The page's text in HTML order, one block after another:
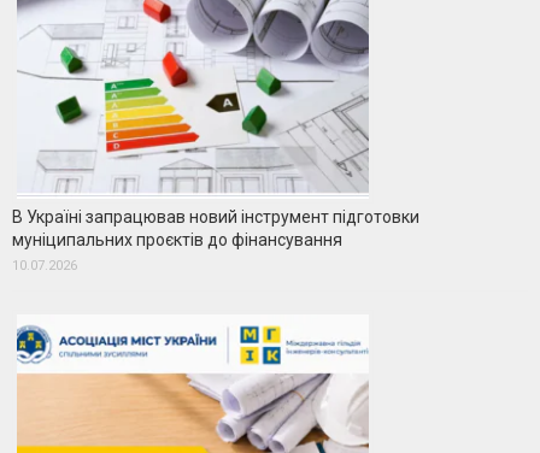
В Україні запрацював новий інструмент підготовки
муніципальних проєктів до фінансування
10.07.2026